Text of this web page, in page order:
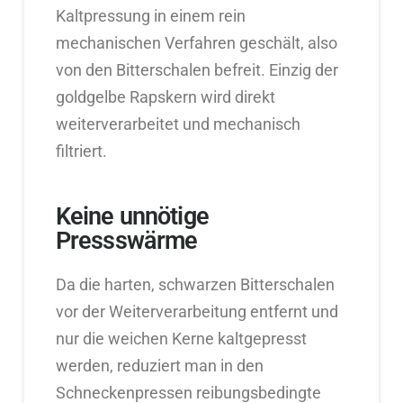
Kaltpressung in einem rein
mechanischen Verfahren geschält, also
von den Bitterschalen befreit. Einzig der
goldgelbe Rapskern wird direkt
weiterverarbeitet und mechanisch
filtriert.
Keine unnötige
Pressswärme
Da die harten, schwarzen Bitterschalen
vor der Weiterverarbeitung entfernt und
nur die weichen Kerne kaltgepresst
werden, reduziert man in den
Schneckenpressen reibungsbedingte